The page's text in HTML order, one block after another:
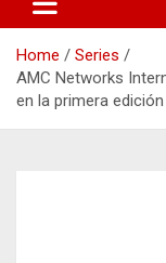
Home
Series
AMC Networks
en la primera